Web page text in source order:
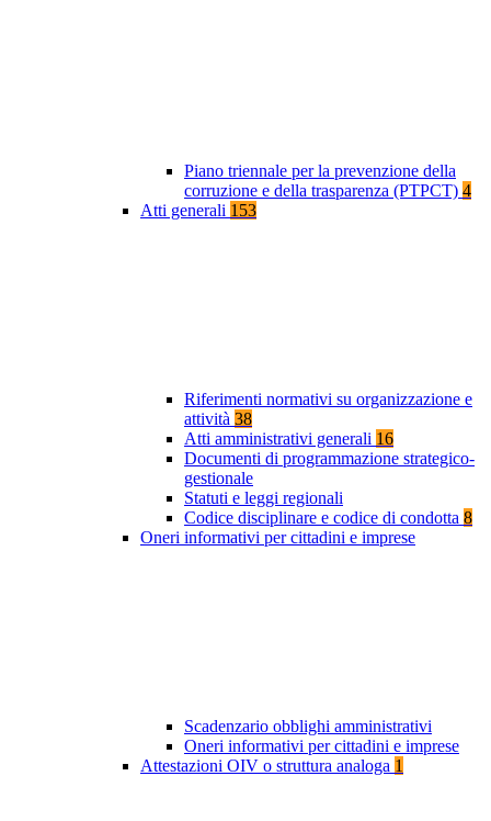
Piano triennale per la prevenzione della
corruzione e della trasparenza (PTPCT) 4
Atti generali 153
Riferimenti normativi su organizzazione e
attività 38
Atti amministrativi generali 16
Documenti di programmazione strategico-
gestionale
Statuti e leggi regionali
Codice disciplinare e codice di condotta 8
Oneri informativi per cittadini e imprese
Scadenzario obblighi amministrativi
Oneri informativi per cittadini e imprese
Attestazioni OIV o struttura analoga 1